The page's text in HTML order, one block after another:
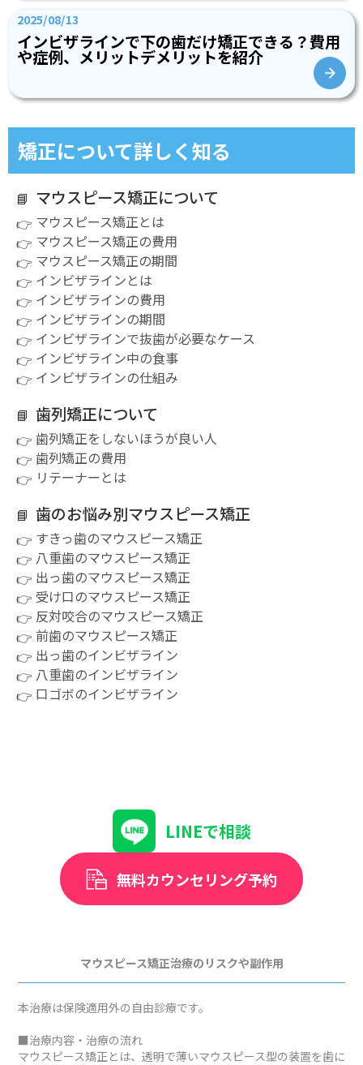
2025/08/13
インビザラインで下の歯だけ矯正できる？費用
や症例、メリットデメリットを紹介
矯正について詳しく知る
マウスピース矯正について
マウスピース矯正とは
マウスピース矯正の費用
マウスピース矯正の期間
インビザラインとは
インビザラインの費用
インビザラインの期間
インビザラインで抜歯が必要なケース
インビザライン中の食事
インビザラインの仕組み
歯列矯正について
歯列矯正をしないほうが良い人
歯列矯正の費用
リテーナーとは
歯のお悩み別マウスピース矯正
すきっ歯のマウスピース矯正
八重歯のマウスピース矯正
出っ歯のマウスピース矯正
受け口のマウスピース矯正
反対咬合のマウスピース矯正
前歯のマウスピース矯正
出っ歯のインビザライン
八重歯のインビザライン
口ゴボのインビザライン
LINEで相談
無料カウンセリング予約
マウスピース矯正治療のリスクや副作用
本治療は保険適用外の自由診療です。
■治療内容・治療の流れ
マウスピース矯正とは、透明で薄いマウスピース型の装置を歯に